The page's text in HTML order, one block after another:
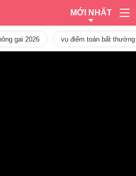
MỚI NHẤT
gai 2026 vụ điểm toán bất